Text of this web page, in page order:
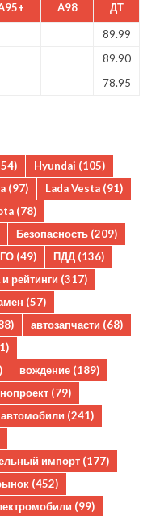
A98 ДТ
89.99
89.90
78.95
Hyundai (105)
(97) Lada Vesta (91)
(78)
Безопасность (209)
(49) ПДД (136)
рейтинги (317)
(57)
автозапчасти (68)
вождение (189)
(79)
автомобили (241)
импорт (177)
(452)
(99)